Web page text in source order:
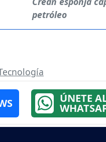
petróleo
ÚNETE